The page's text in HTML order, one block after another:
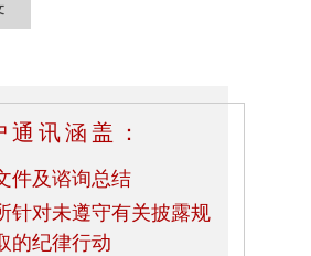
通讯涵盖：
件及谘询总结
针对未遵守有关披露规
的纪律行动